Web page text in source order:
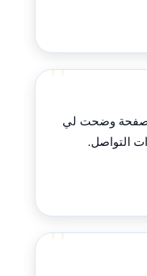
وضحت لي
التواصل.